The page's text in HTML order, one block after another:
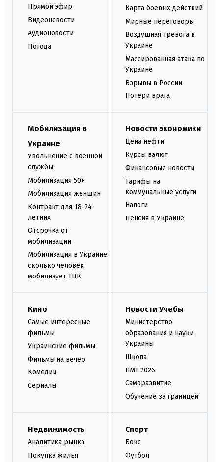
Прямой эфир
Видеоновости
Аудионовости
Погода
Карта боевых действий
Мирные переговоры
Воздушная тревога в
Украине
Массированная атака по
Украине
Взрывы в России
Потери врага
Мобилизация в
Украине
Увольнение с военной
службы
Мобилизация 50+
Мобилизация женщин
Контракт для 18-24-
летних
Отсрочка от
мобилизации
Мобилизация в Украине:
сколько человек
мобилизует ТЦК
Новости экономики
Цена нефти
Курсы валют
Финансовые новости
Тарифы на
коммунальные услуги
Налоги
Пенсия в Украине
Кино
Самые интересные
фильмы
Украинские фильмы
Фильмы на вечер
Комедии
Сериалы
Новости Учебы
Министерство
образования и науки
Украины
Школа
НМТ 2026
Саморазвитие
Обучение за границей
Недвижимость
Аналитика рынка
Покупка жилья
Спорт
Бокс
Футбол